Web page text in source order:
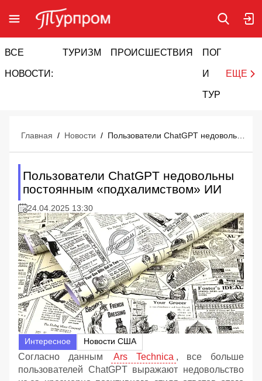
ВСЕ
НОВОСТИ:
ТУРИЗМ ПРОИСШЕСТВИЯ ПОГОДА
И
ТУРИЗМ
ЕЩЕ
Главная / Новости /
Пользователи ChatGPT недовольны
постоянным «подхалимством» ИИ
24.04.2025 13:30
Интересное Новости США
Согласно данным Ars Technica , все больше
пользователей ChatGPT выражают недовольство